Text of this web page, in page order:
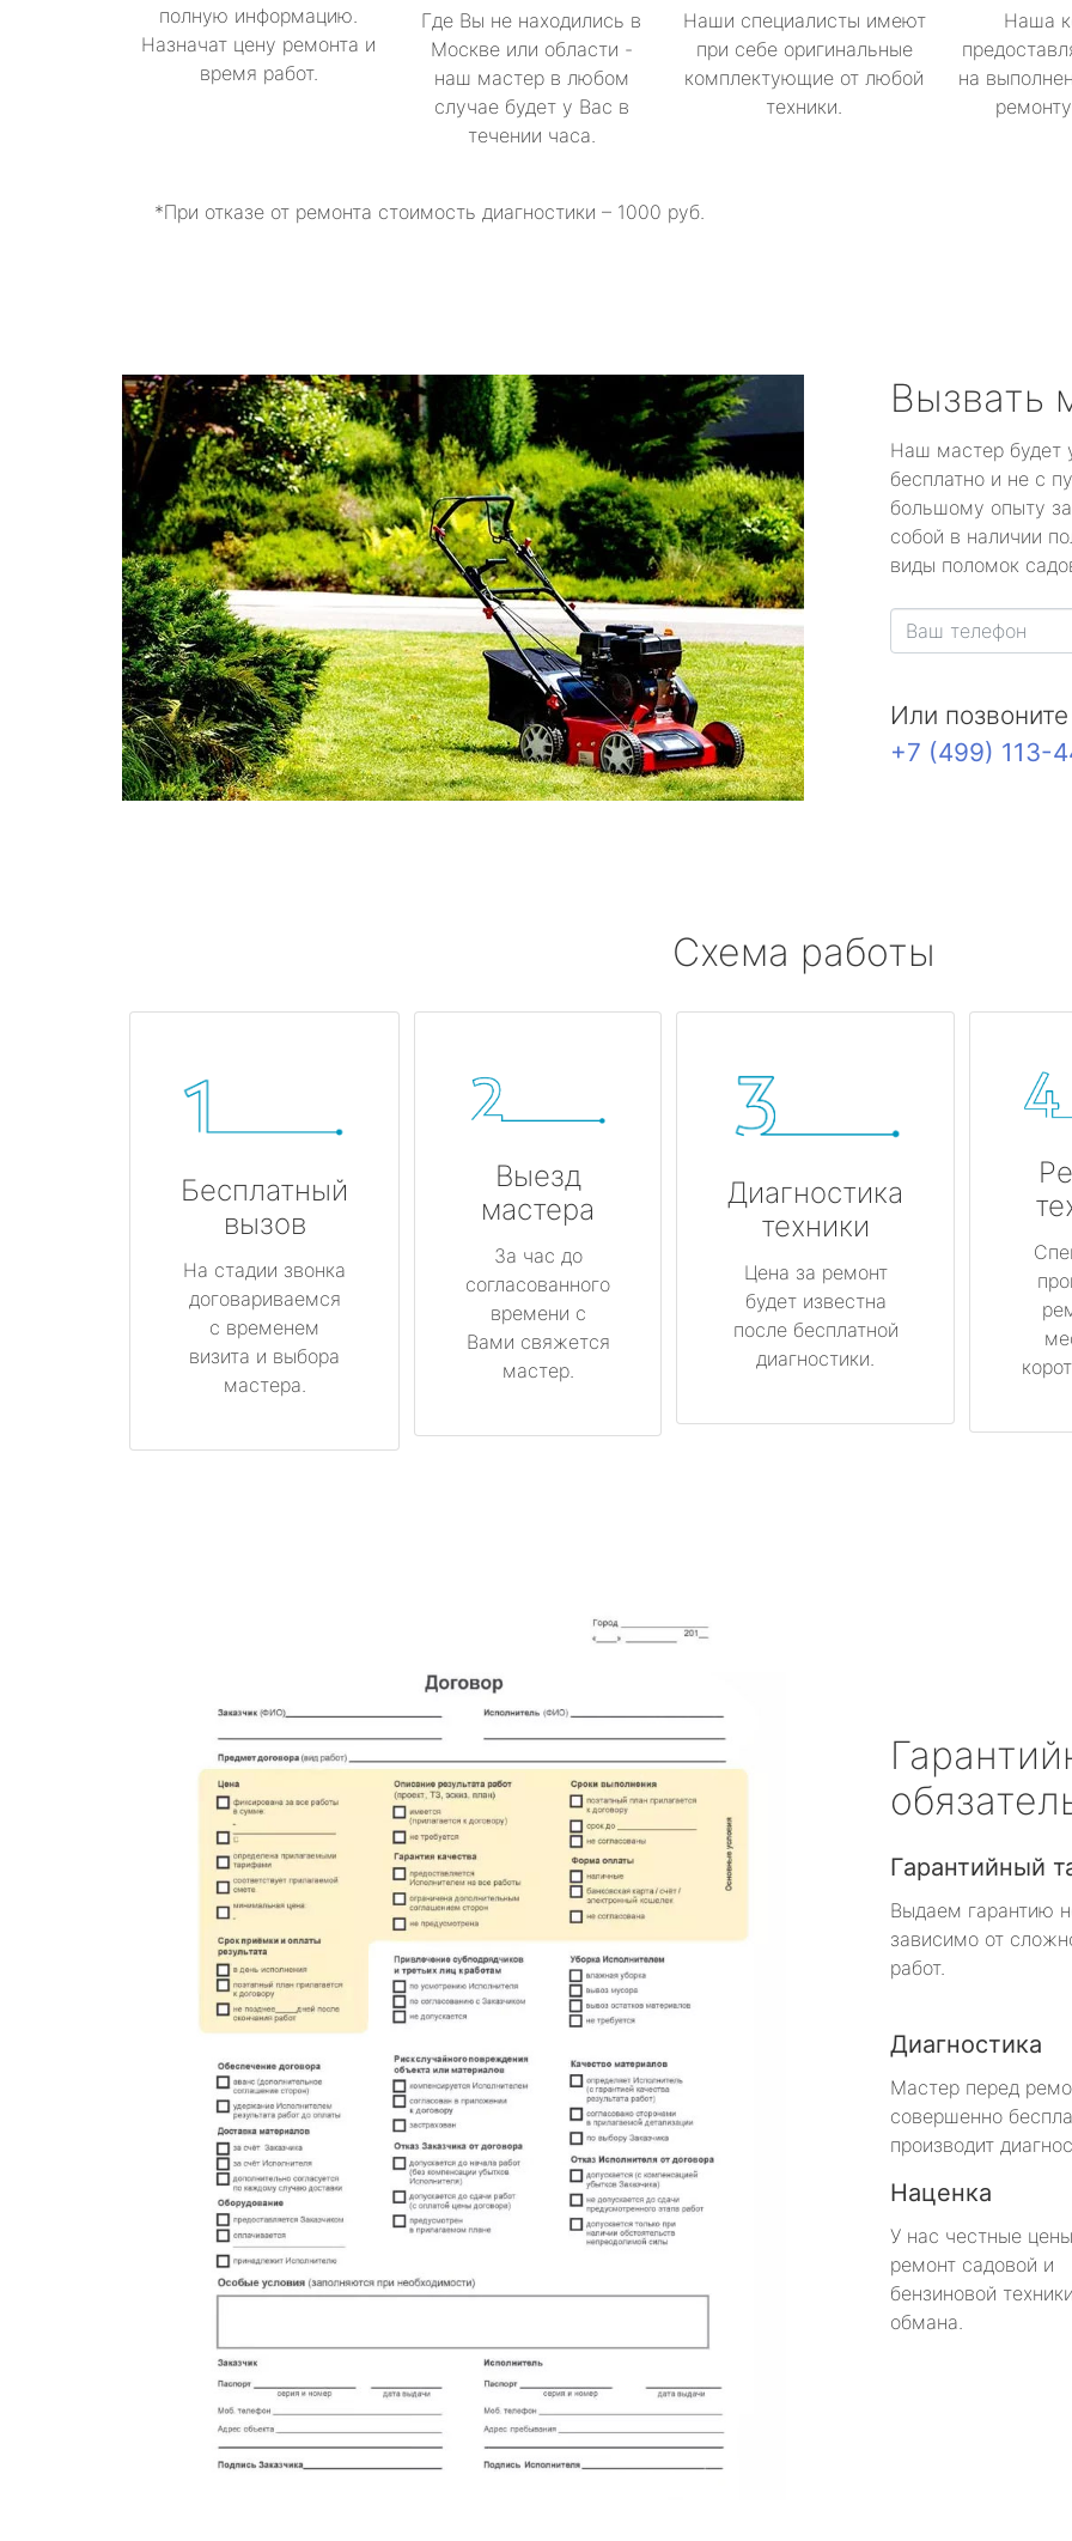
полную информацию.
Назначат цену ремонта и
время работ.
Где Вы не находились в
Москве или области -
наш мастер в любом
случае будет у Вас в
течении часа.
Наши специалисты имеют
при себе оригинальные
комплектующие от любой
техники.
Наша
на
*При отказе от ремонта стоимость диагностики – 1000 руб.
Вызвать
Наш мастер будет
бесплатно и не с
большому опыту
собой в наличии
виды поломок
Или
+7 (499) 113-
Схема работы
Бесплатный
вызов
На стадии звонка
договариваемся
с временем
визита и выбора
мастера.
Выезд
мастера
За час до
согласованного
времени с
Вами свяжется
мастер.
Диагностика
техники
Цена за ремонт
будет известна
после бесплатной
диагностики.
Гарантийный
Выдаем гарантию
зависимо от
работ.
Диагностика
Мастер перед
совершенно
производит
Наценка
У нас честные
ремонт садовой и
бензиновой
обмана.